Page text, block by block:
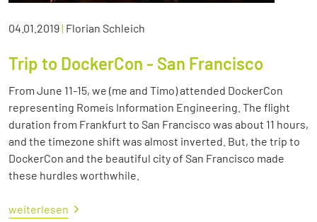
04.01.2019| Florian Schleich
Trip to DockerCon - San Francisco
From June 11-15, we (me and Timo) attended DockerCon
representing Romeis Information Engineering. The flight
duration from Frankfurt to San Francisco was about 11 hours,
and the timezone shift was almost inverted. But, the trip to
DockerCon and the beautiful city of San Francisco made
these hurdles worthwhile.
weiterlesen